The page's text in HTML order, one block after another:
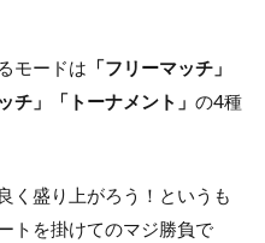
モードは 「フリーマッチ」
チ」「トーナメント」 の4種
く盛り上がろう！というも
トを掛けてのマジ勝負で